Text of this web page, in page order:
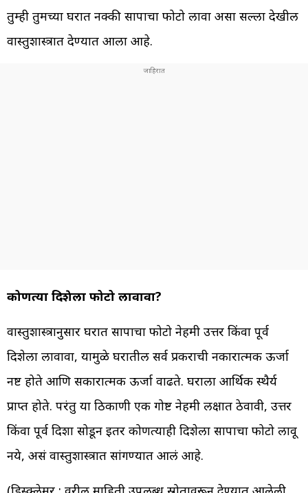
तुम्ही तुमच्या घरात नक्की सापाचा फोटो लावा असा सल्ला देखील
वास्तुशास्त्रात देण्यात आला आहे.
कोणत्या दिशेला फोटो लावावा?
वास्तुशास्त्रानुसार घरात सापाचा फोटो नेहमी उत्तर किंवा पूर्व
दिशेला लावावा, यामुळे घरातील सर्व प्रकराची नकारात्मक ऊर्जा
नष्ट होते आणि सकारात्मक ऊर्जा वाढते. घराला आर्थिक स्थैर्य
प्राप्त होते. परंतु या ठिकाणी एक गोष्ट नेहमी लक्षात ठेवावी, उत्तर
किंवा पूर्व दिशा सोडून इतर कोणत्याही दिशेला सापाचा फोटो लावू
नये, असं वास्तुशास्त्रात सांगण्यात आलं आहे.